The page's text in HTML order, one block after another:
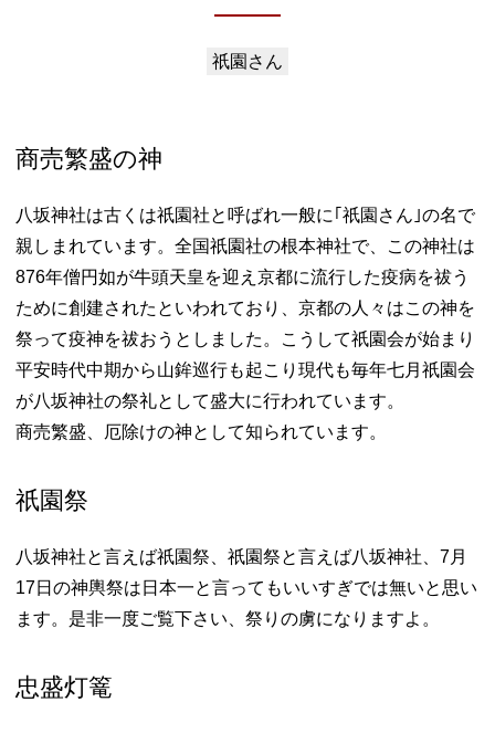
祇園さん
商売繁盛の神
八坂神社は古くは祇園社と呼ばれ一般に｢祇園さん｣の名で
親しまれています。全国祇園社の根本神社で、この神社は
876年僧円如が牛頭天皇を迎え京都に流行した疫病を祓う
ために創建されたといわれており、京都の人々はこの神を
祭って疫神を祓おうとしました。こうして祇園会が始まり
平安時代中期から山鉾巡行も起こり現代も毎年七月祇園会
が八坂神社の祭礼として盛大に行われています。
商売繁盛、厄除けの神として知られています。
祇園祭
八坂神社と言えば祇園祭、祇園祭と言えば八坂神社、7月
17日の神輿祭は日本一と言ってもいいすぎでは無いと思い
ます。是非一度ご覧下さい、祭りの虜になりますよ。
忠盛灯篭